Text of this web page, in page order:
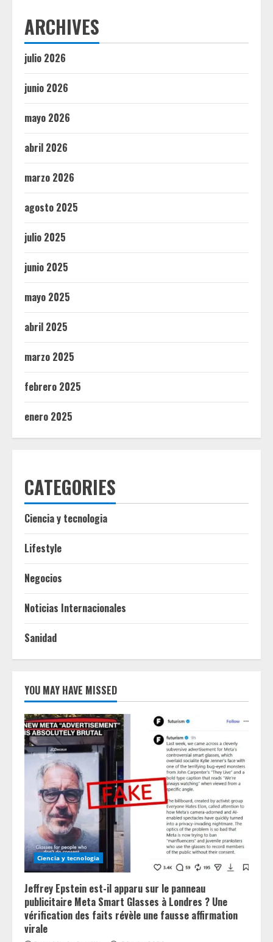
ARCHIVES
julio 2026
junio 2026
mayo 2026
abril 2026
marzo 2026
agosto 2025
julio 2025
junio 2025
mayo 2025
abril 2025
marzo 2025
febrero 2025
enero 2025
CATEGORIES
Ciencia y tecnologia
Lifestyle
Negocios
Noticias Internacionales
Sanidad
YOU MAY HAVE MISSED
Ciencia y tecnologia
Jeffrey Epstein est-il apparu sur le panneau
publicitaire Meta Smart Glasses à Londres ? Une
vérification des faits révèle une fausse affirmation
virale